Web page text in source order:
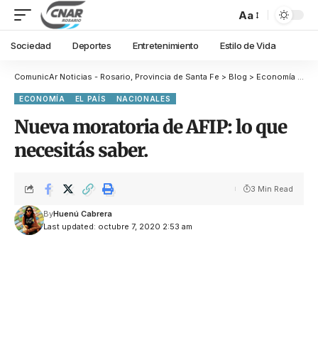
Aa
Sociedad Deportes Entretenimiento Estilo de Vida
ComunicAr Noticias - Rosario, Provincia de Santa Fe > Blog > Economía
ECONOMÍA EL PAÍS NACIONALES
Nueva moratoria de AFIP: lo que
necesitás saber.
Last updated: octubre 7, 2020 2:53 am
ByHuenú Cabrera
3 Min Read